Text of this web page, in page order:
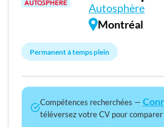
Autosphère
Montréal
Permanent à temps plein
Compétences recherchées —
téléversez votre CV pour